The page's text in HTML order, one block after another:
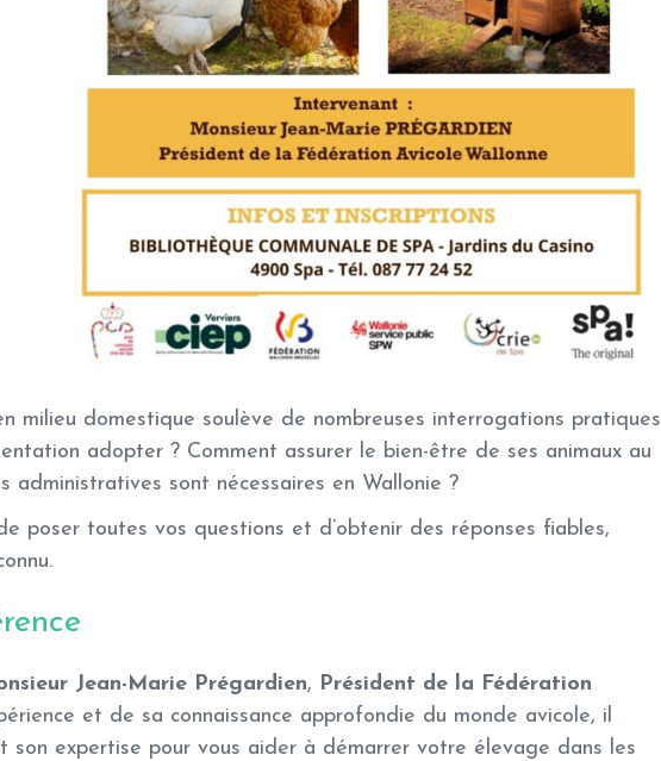
milieu domestique soulève de nombreuses interrogations pratiques
adopter ? Comment assurer le bien-être de ses animaux au
administratives sont nécessaires en Wallonie ?
poser toutes vos questions et d’obtenir des réponses fiables,
Jean-Marie Prégardien, Président de la Fédération
et de sa connaissance approfondie du monde avicole, il
son expertise pour vous aider à démarrer votre élevage dans les